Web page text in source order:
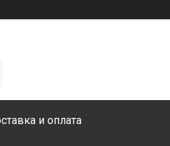
и оплата